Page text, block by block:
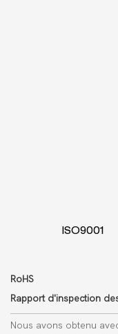
ISO9001
RoHS
Rapport d'inspection
Nous avons obtenu